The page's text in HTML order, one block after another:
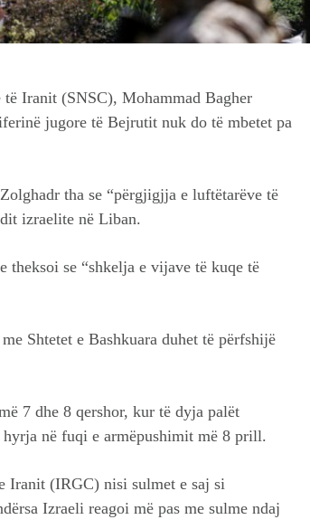
Iranit (SNSC), Mohammad Bagher
jugore të Bejrutit nuk do të mbetet pa
tha se “përgjigjja e luftëtarëve të
izraelite në Liban.
theksoi se “shkelja e vijave të kuqe të
Shtetet e Bashkuara duhet të përfshijë
7 dhe 8 qershor, kur të dyja palët
hyrja në fuqi e armëpushimit më 8 prill.
Iranit (IRGC) nisi sulmet e saj si
Izraeli reagoi më pas me sulme ndaj